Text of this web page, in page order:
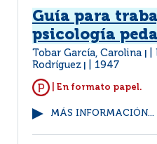
Guía para
psicología
Tobar García, Carolina
Rodríguez
1947
| En formato papel.
MÁS INFORMACIÓN...